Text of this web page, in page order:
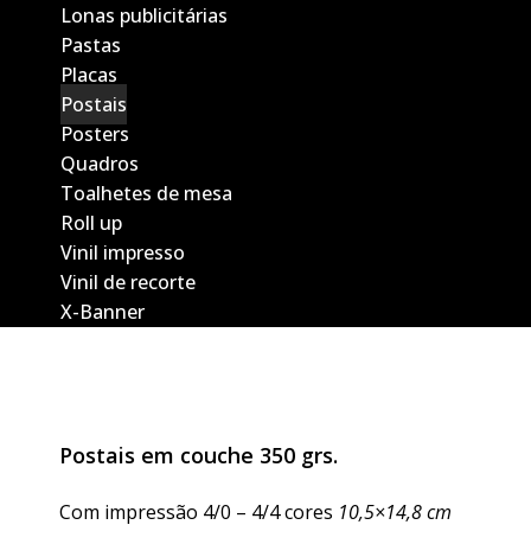
Lonas publicitárias
Pastas
Placas
Postais
Posters
Quadros
Toalhetes de mesa
Roll up
Vinil impresso
Vinil de recorte
X-Banner
Postais em couche 350 grs.
Com impressão 4/0 – 4/4 cores 10,5×14,8 cm